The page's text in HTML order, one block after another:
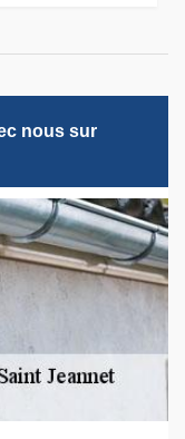
nous sur